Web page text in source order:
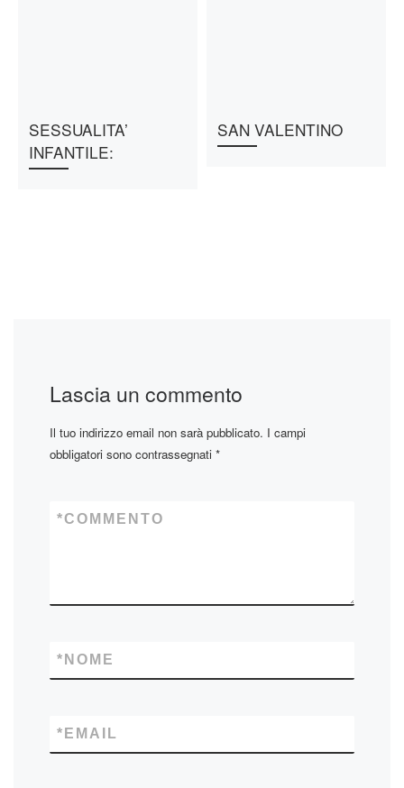
SESSUALITA’
INFANTILE:
SAN VALENTINO
Lascia un commento
Il tuo indirizzo email non sarà pubblicato. I campi
obbligatori sono contrassegnati *
COMMENTO
*
NOME
*
EMAIL
*